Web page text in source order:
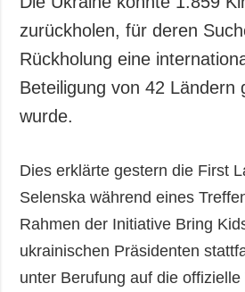
Gesellschaft und
Kultur
Sport
Kriminalität
Notstand und
ZUSÄTZLICH
Veröffentlichungen
Interview
Fotos
Video
zurückholen, für deren
Rückholung eine
Beteiligung von 42 Ländern
wurde.
Dies erklärte gestern die First
Selenska während eines
Rahmen der Initiative Bring
ukrainischen Präsidenten
unter Berufung auf die